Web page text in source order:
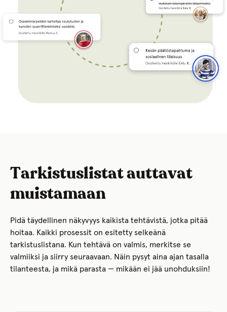
Tarkistuslistat auttavat
muistamaan
Pidä täydellinen näkyvyys kaikista tehtävistä, jotka pitää
hoitaa. Kaikki prosessit on esitetty selkeänä
tarkistuslistana. Kun tehtävä on valmis, merkitse se
valmiiksi ja siirry seuraavaan. Näin pysyt aina ajan tasalla
tilanteesta, ja mikä parasta — mikään ei jää unohduksiin!